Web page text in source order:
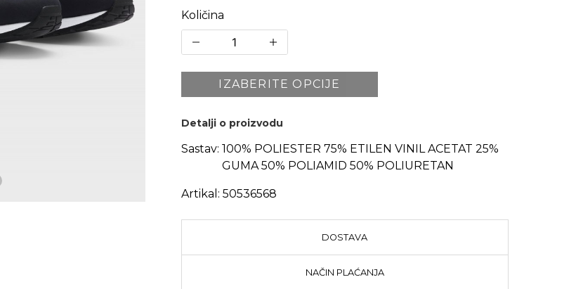
Količina
IZABERITE OPCIJE
Detalji o proizvodu
Sastav: 100% POLIESTER 75% ETILEN VINIL ACETAT 25%
GUMA 50% POLIAMID 50% POLIURETAN
Artikal: 50536568
DOSTAVA
NAČIN PLAĆANJA